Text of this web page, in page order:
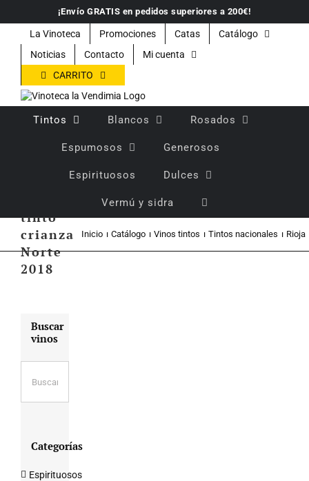
contenido
¡Envío GRATIS en pedidos superiores a 200€!
La Vinoteca Promociones Catas
Catálogo
Noticias
Contacto
Mi cuenta
CARRITO
Tintos Blancos Rosados
Espumosos Generosos
Espirituosos Dulces
Vermú y sidra
tinto
crianza
Norte
2018
Inicio Catálogo Vinos tintos Tintos nacionales Rioja
Buscar
vinos
Categorías
Espirituosos